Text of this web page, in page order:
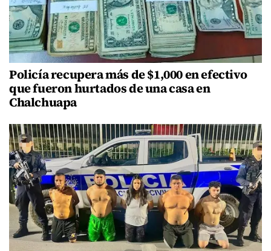
Policía recupera más de $1,000 en efectivo
que fueron hurtados de una casa en
Chalchuapa